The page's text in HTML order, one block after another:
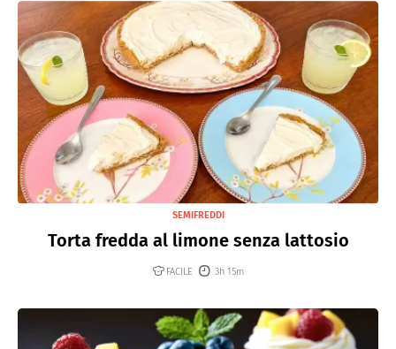
SEMIFREDDI
Torta fredda al limone senza lattosio
FACILE 3h 15m